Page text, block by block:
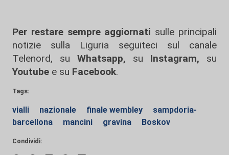
Per restare sempre aggiornati sulle principali
notizie sulla Liguria seguiteci sul canale
Telenord, su
Whatsapp, su Instagram, su
Youtube e su Facebook.
Tags:
vialli nazionale finale wembley
sampdoria-
barcellona
mancini gravina Boskov
Condividi: